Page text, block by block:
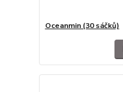
Oceanmin (30 sáčků)